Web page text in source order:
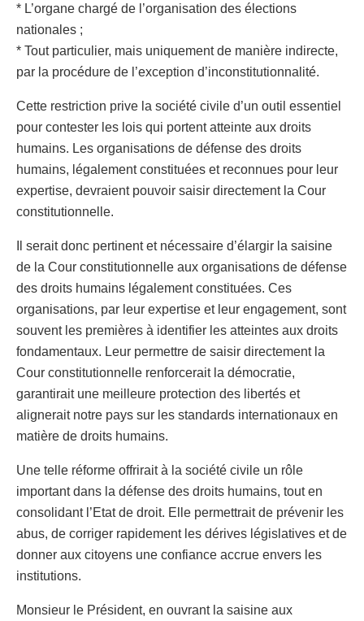
* L’organe chargé de l’organisation des élections
nationales ;
* Tout particulier, mais uniquement de manière indirecte,
par la procédure de l’exception d’inconstitutionnalité.
Cette restriction prive la société civile d’un outil essentiel
pour contester les lois qui portent atteinte aux droits
humains. Les organisations de défense des droits
humains, légalement constituées et reconnues pour leur
expertise, devraient pouvoir saisir directement la Cour
constitutionnelle.
Il serait donc pertinent et nécessaire d’élargir la saisine
de la Cour constitutionnelle aux organisations de défense
des droits humains légalement constituées. Ces
organisations, par leur expertise et leur engagement, sont
souvent les premières à identifier les atteintes aux droits
fondamentaux. Leur permettre de saisir directement la
Cour constitutionnelle renforcerait la démocratie,
garantirait une meilleure protection des libertés et
alignerait notre pays sur les standards internationaux en
matière de droits humains.
Une telle réforme offrirait à la société civile un rôle
important dans la défense des droits humains, tout en
consolidant l’Etat de droit. Elle permettrait de prévenir les
abus, de corriger rapidement les dérives législatives et de
donner aux citoyens une confiance accrue envers les
institutions.
Monsieur le Président, en ouvrant la saisine aux